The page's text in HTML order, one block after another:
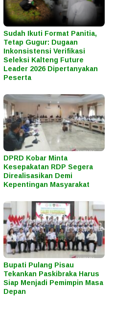
Sudah Ikuti Format Panitia,
Tetap Gugur: Dugaan
Inkonsistensi Verifikasi
Seleksi Kalteng Future
Leader 2026 Dipertanyakan
Peserta
DPRD Kobar Minta
Kesepakatan RDP Segera
Direalisasikan Demi
Kepentingan Masyarakat
Bupati Pulang Pisau
Tekankan Paskibraka Harus
Siap Menjadi Pemimpin Masa
Depan